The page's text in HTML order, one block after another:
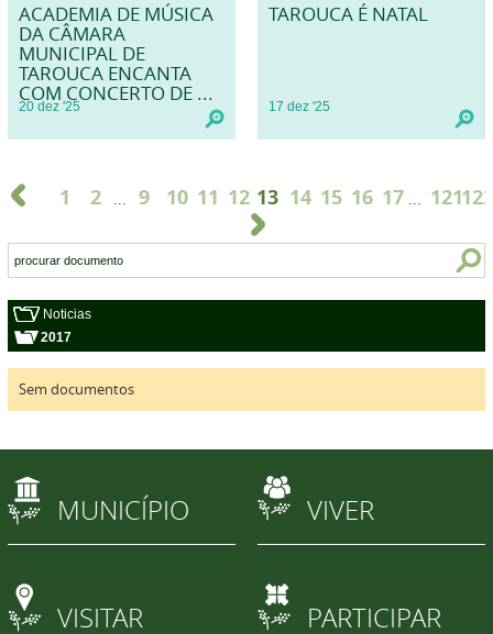
ACADEMIA DE MÚSICA
DA CÂMARA
MUNICIPAL DE
TAROUCA ENCANTA
COM CONCERTO DE ...
20 dez '25
TAROUCA É NATAL
17 dez '25
1 2 ... 9 10 11 12 13 14 15 16 17 ... 121122
Noticias
2017
Sem documentos
MUNICÍPIO VIVER
VISITAR PARTICIPAR